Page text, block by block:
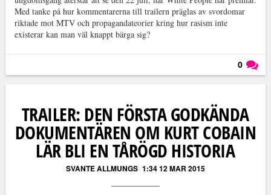
Med tanke på hur kommentarerna till trailern präglas av svordomar
riktade mot MTV och propagandateorier kring hur rasism inte
existerar kan man väl knappt bärga sig?
0
TRAILER: DEN FÖRSTA GODKÄNDA
DOKUMENTÄREN OM KURT COBAIN
LÄR BLI EN TÅRÖGD HISTORIA
SVANTE ALLMUNGS 1:34 12 MAR 2015